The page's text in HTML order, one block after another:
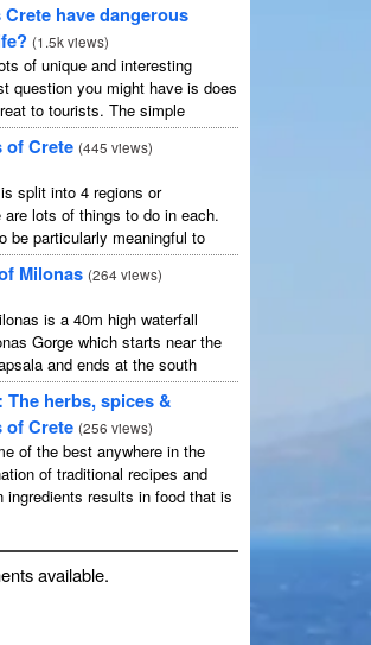
Crete have dangerous
(1.5k views)
of unique and interesting
question you might have is does
to tourists. The simple
usual ...
of Crete (445 views)
split into 4 regions or
are lots of things to do in each.
be particularly meaningful to
we categorise things by the
Milonas (264 views)
is a 40m high waterfall
Gorge which starts near the
and ends at the south
of Ierapetra at Avra beach. The
The herbs, spices &
of Crete (256 views)
of the best anywhere in the
of traditional recipes and
ingredients results in food that is
available.